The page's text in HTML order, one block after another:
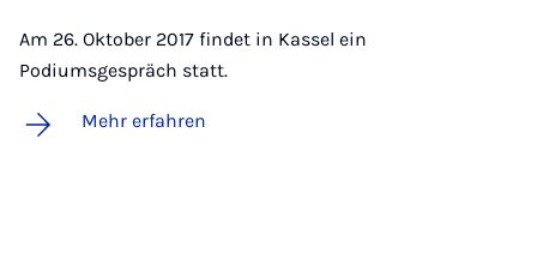
Am 26. Oktober 2017 findet in Kassel ein
Podiumsgespräch statt.
Mehr erfahren